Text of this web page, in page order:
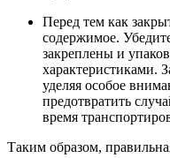
Перед тем как
содержимое.
закреплены и
характеристиками.
уделяя особое
предотвратить
время
Таким образом,